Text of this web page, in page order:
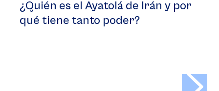
¿Quién es el Ayatolá de Irán y por
qué tiene tanto poder?